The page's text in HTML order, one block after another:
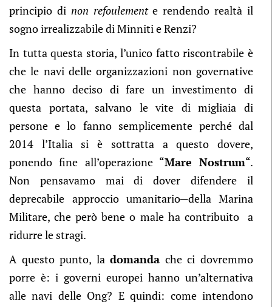
principio di non refoulemente rendendo realtà il
sogno irrealizzabile di Minniti e Renzi?
In tutta questa storia, l’unico fatto riscontrabile è
che le navi delle organizzazioni non governative
che hanno deciso di fare un investimento di
questa portata, salvano le vite di migliaia di
persone e lo fanno semplicemente perché dal
2014 l’Italia si è sottratta a questo dovere,
ponendo fine all’operazione “Mare Nostrum“.
Non pensavamo mai di dover difendere il
deprecabile approccio umanitario della Marina
Militare, che però bene o male ha contribuito a
ridurre le stragi.
A questo punto, ladomanda che ci dovremmo
porre è: i governi europei hanno un’alternativa
alle navi delle Ong? E quindi: come intendono